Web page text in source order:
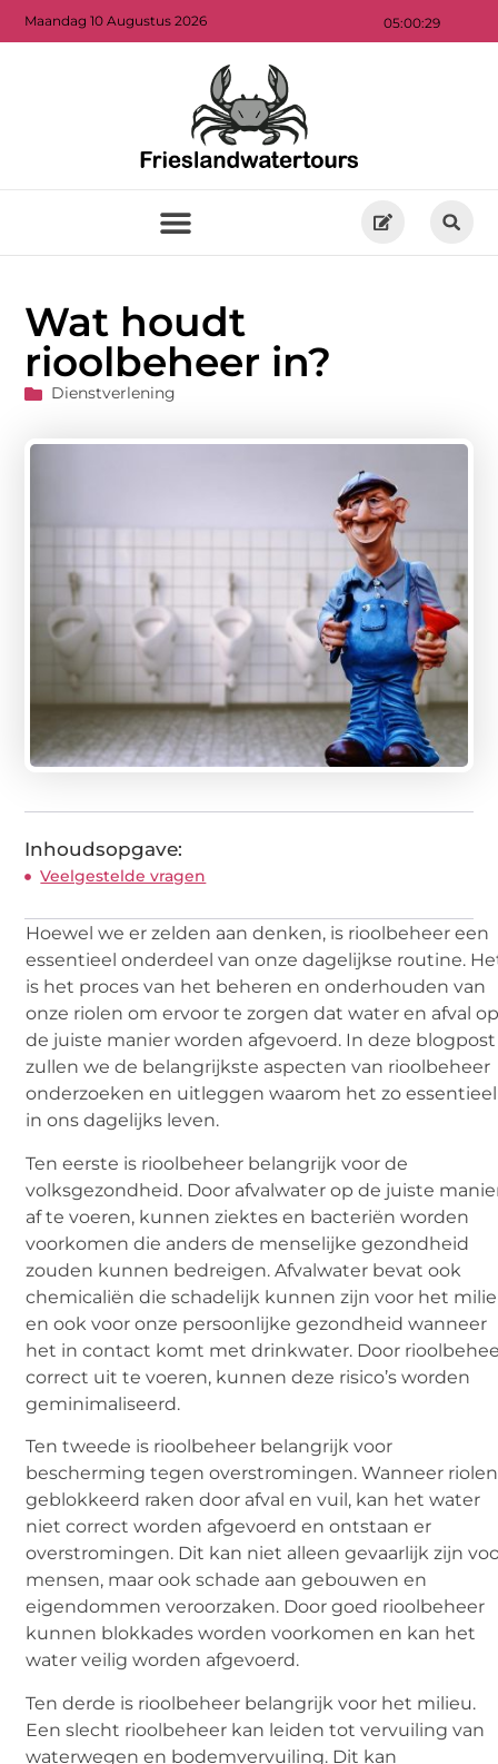
05:00:30
Maandag 10 Augustus 2026
Wat houdt
rioolbeheer in?
Dienstverlening
Inhoudsopgave:
Veelgestelde vragen
Hoewel we er zelden aan denken, is rioolbeheer een
essentieel onderdeel van onze dagelijkse routine.
is het proces van het beheren en onderhouden van
onze riolen om ervoor te zorgen dat water en afval
de juiste manier worden afgevoerd. In deze blogpost
zullen we de belangrijkste aspecten van rioolbeheer
onderzoeken en uitleggen waarom het zo
in ons dagelijks leven.
Ten eerste is rioolbeheer belangrijk voor de
volksgezondheid. Door afvalwater op de juiste
af te voeren, kunnen ziektes en bacteriën worden
voorkomen die anders de menselijke gezondheid
zouden kunnen bedreigen. Afvalwater bevat ook
chemicaliën die schadelijk kunnen zijn voor het
en ook voor onze persoonlijke gezondheid wanneer
het in contact komt met drinkwater. Door
correct uit te voeren, kunnen deze risico’s worden
geminimaliseerd.
Ten tweede is rioolbeheer belangrijk voor
bescherming tegen overstromingen. Wanneer riolen
geblokkeerd raken door afval en vuil, kan het water
niet correct worden afgevoerd en ontstaan er
overstromingen. Dit kan niet alleen gevaarlijk zijn
mensen, maar ook schade aan gebouwen en
eigendommen veroorzaken. Door goed rioolbeheer
kunnen blokkades worden voorkomen en kan het
water veilig worden afgevoerd.
Ten derde is rioolbeheer belangrijk voor het milieu.
Een slecht rioolbeheer kan leiden tot vervuiling van
waterwegen en bodemvervuiling. Dit kan